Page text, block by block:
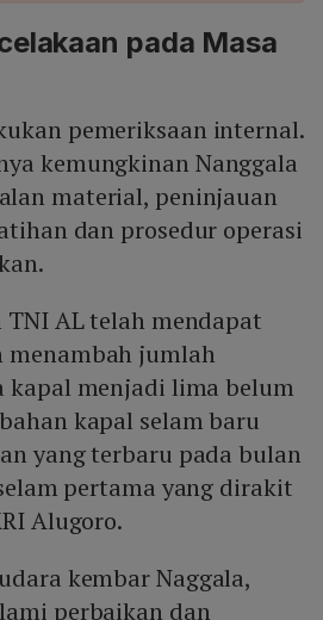
pada Masa
pemeriksaan internal.
kemungkinan Nanggala
material, peninjauan
dan prosedur operasi
AL telah mendapat
menambah jumlah
kapal menjadi lima belum
kapal selam baru
yang terbaru pada bulan
pertama yang dirakit
Alugoro.
kembar Naggala,
perbaikan dan